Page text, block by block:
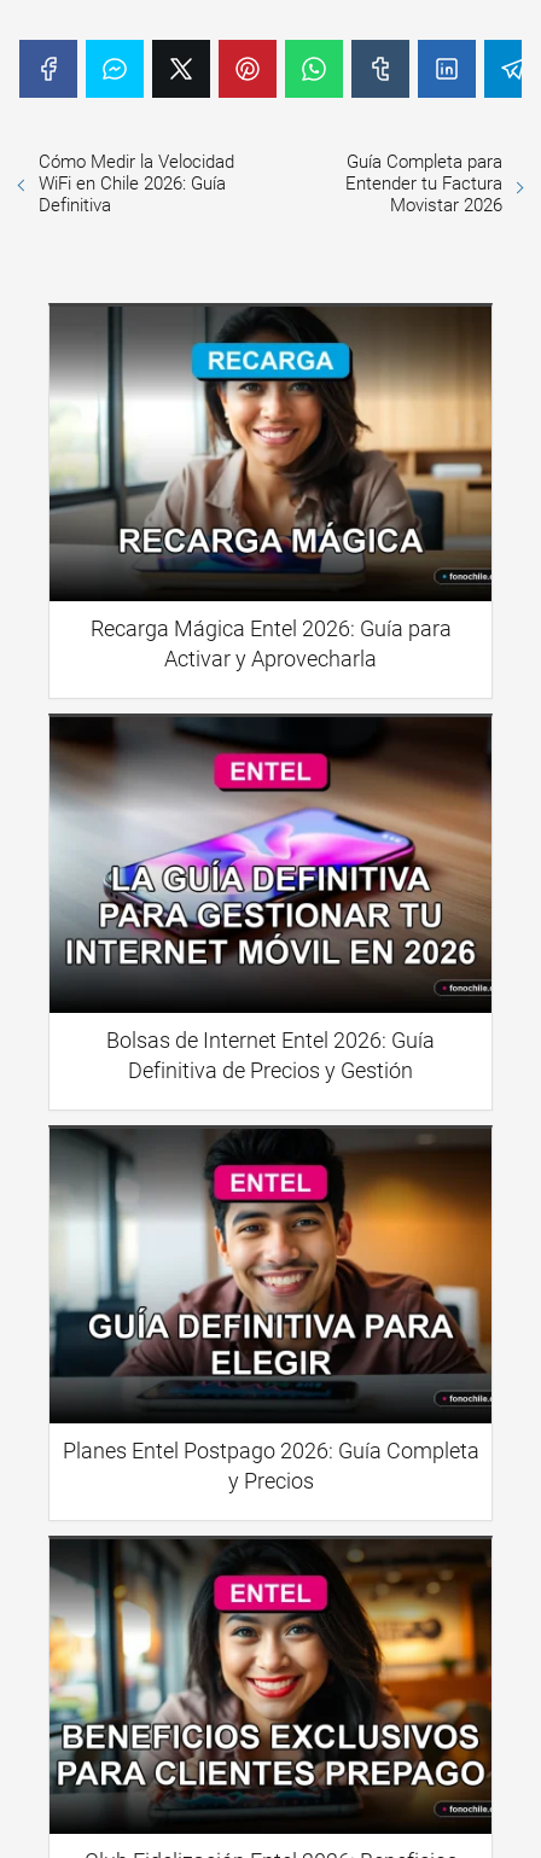
Cómo Medir la Velocidad
WiFi en Chile 2026: Guía
Definitiva
Guía Completa para
Entender tu Factura
Movistar 2026
Recarga Mágica Entel 2026: Guía para
Activar y Aprovecharla
Bolsas de Internet Entel 2026: Guía
Definitiva de Precios y Gestión
Planes Entel Postpago 2026: Guía Completa
y Precios